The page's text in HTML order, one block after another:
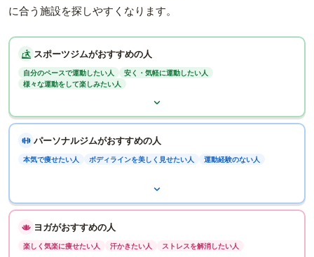
に合う施設を探しやすくなります。
スポーツジムがおすすめの人
自分のペースで運動したい人
安く・気軽に運動したい人
様々な運動をして楽しみたい人
パーソナルジムがおすすめの人
本気で痩せたい人 ボディラインを美しく見せたい人 運動経験のない人
ヨガがおすすめの人
楽しく気楽に痩せたい人 汗かきたい人 ストレスを解消したい人